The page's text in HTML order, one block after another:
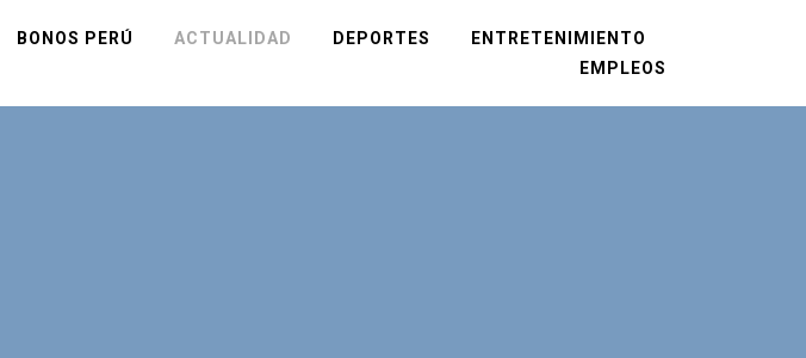
BONOS PERÚ ACTUALIDAD DEPORTES
ENTRETENIMIENTO
EMPLEOS